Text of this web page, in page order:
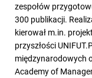
zespołów
300 publikacji.
kierował m.in.
przyszłości
międzynarodowych
Academy of